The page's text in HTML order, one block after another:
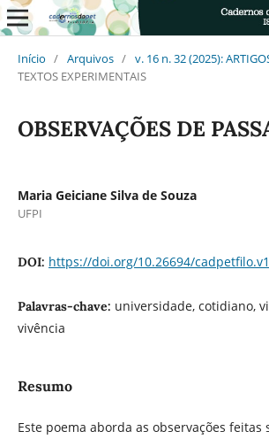
Início / Arquivos / v. 16 n. 32 (2025):
TEXTOS EXPERIMENTAIS
OBSERVAÇÕES DE
Maria Geiciane Silva de Souza
UFPI
DOI: https://doi.org/10.26694/
Palavras-chave: universidade, cotidiano,
vivência
Resumo
Este poema aborda as observações feitas